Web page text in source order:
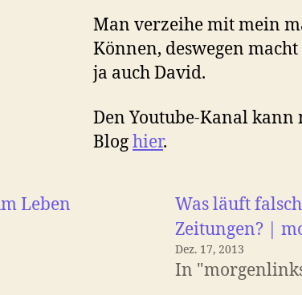
Man verzeihe mit mein
Können, deswegen
ja auch David.
Den Youtube-Kanal kann
Bloghier.
Leben
Was läuft
Zeitungen? |
Dez. 17, 2013
In